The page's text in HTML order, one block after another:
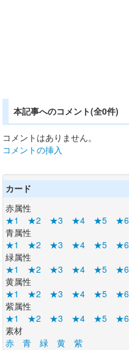
本記事へのコメント(全0件)
コメントはありません。
コメントの挿入
カード
赤属性
★1
★2 ★3 ★4 ★5
★6
青属性
★1
★2 ★3 ★4 ★5
★6
緑属性
★1
★2 ★3 ★4 ★5
★6
黄属性
★1
★2 ★3 ★4 ★5
★6
紫属性
★1
★2 ★3 ★4 ★5
★6
素材
赤
青 緑 黄
紫